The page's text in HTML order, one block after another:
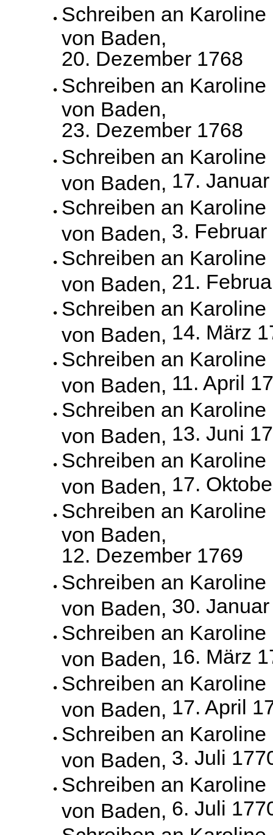
Schreiben an Karoline
von Baden,
20. Dezember 1768
Schreiben an Karoline
von Baden,
23. Dezember 1768
Schreiben an Karoline
von Baden, 17.
Schreiben an Karoline
von Baden, 3. Februar
Schreiben an Karoline
von Baden, 21.
Schreiben an Karoline
von Baden, 14. März
Schreiben an Karoline
von Baden, 11. April
Schreiben an Karoline
von Baden, 13. Juni
Schreiben an Karoline
von Baden, 17.
Schreiben an Karoline
von Baden,
12. Dezember 1769
Schreiben an Karoline
von Baden, 30.
Schreiben an Karoline
von Baden, 16. März
Schreiben an Karoline
von Baden, 17. April
Schreiben an Karoline
von Baden, 3. Juli
Schreiben an Karoline
von Baden, 6. Juli